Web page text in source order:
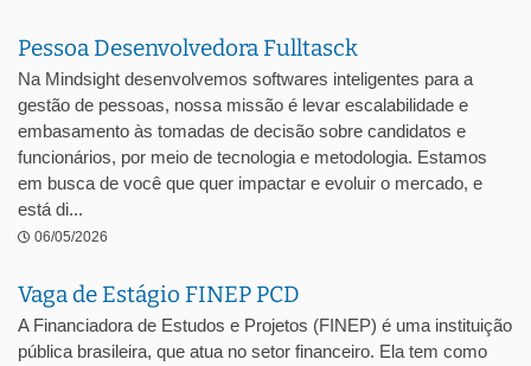
Pessoa Desenvolvedora Fulltasck
Na Mindsight desenvolvemos softwares inteligentes para a
gestão de pessoas, nossa missão é levar escalabilidade e
embasamento às tomadas de decisão sobre candidatos e
funcionários, por meio de tecnologia e metodologia. Estamos
em busca de você que quer impactar e evoluir o mercado, e
está di...
06/05/2026
Vaga de Estágio FINEP PCD
A Financiadora de Estudos e Projetos (FINEP) é uma instituição
pública brasileira, que atua no setor financeiro. Ela tem como